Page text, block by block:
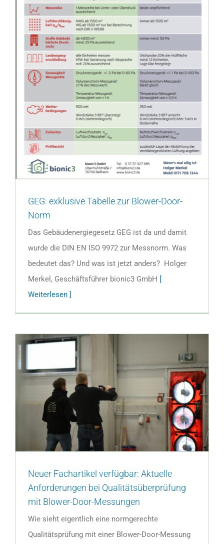
GEG: exklusive Tabelle zur Blower-Door-
Norm
Das Gebäudenergiegesetz GEG ist da und damit
wurde die DIN EN ISO 9972 zur Messnorm. Was
bedeutet das? Und was ist jetzt anders? Holger
Merkel, Geschäftsführer bionic3 GmbH [
Weiterlesen ]
Neuer Fachartikel verfügbar: Aktuelle
Anforderungen bei Qualitätsüberprüfung
mit Blower-Door-Messungen
Wie sieht eigentlich eine normgerechte
Qualitätsprüfung mit einer Blower-Door-Messung